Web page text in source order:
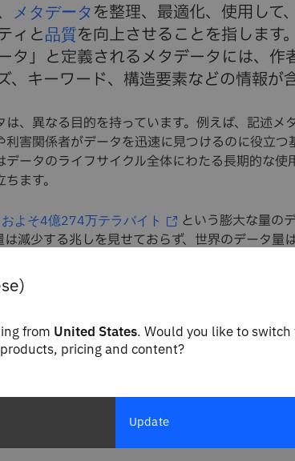
メタデータを整理、最適化、使用して
ィと品質を向上させることを指します
タ」と定義されるメタデータには、作
、キーワード、構造要素などの情報が
、異なる目的を持っています。例えば、記述メ
害関係者がデータを迅速に見つけるのに役立つ
ータのライフサイクル全体にわたる長期的な使
ます。
よそ4億274万テラバイト
という膨大な量の
減少する兆しを見せておらず、世界のデータ量
達すると予想されています。この情報を分類するシ
ス価値）の多くが失われることになります。
レンドや日本の市場動向を踏まえたDX、生成AIの
from United States. Would you like to switch
pricing and content?
Update